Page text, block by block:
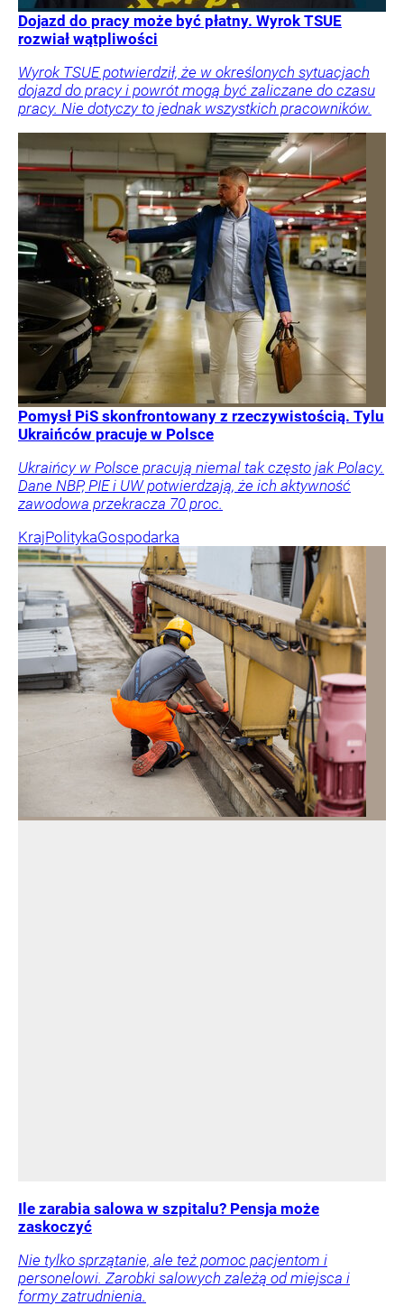
Dojazd do pracy może być płatny. Wyrok TSUE
rozwiał wątpliwości
Wyrok TSUE potwierdził, że w określonych sytuacjach
dojazd do pracy i powrót mogą być zaliczane do czasu
pracy. Nie dotyczy to jednak wszystkich pracowników.
Pomysł PiS skonfrontowany z rzeczywistością. Tylu
Ukraińców pracuje w Polsce
Ukraińcy w Polsce pracują niemal tak często jak Polacy.
Dane NBP, PIE i UW potwierdzają, że ich aktywność
zawodowa przekracza 70 proc.
KrajPolitykaGospodarka
Ile zarabia salowa w szpitalu? Pensja może
zaskoczyć
Nie tylko sprzątanie, ale też pomoc pacjentom i
personelowi. Zarobki salowych zależą od miejsca i
formy zatrudnienia.